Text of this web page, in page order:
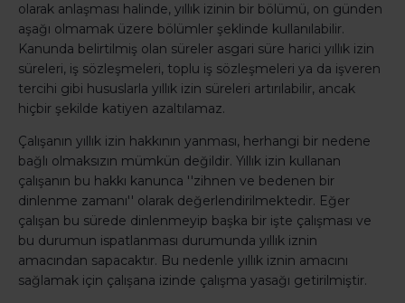
olarak anlaşması halinde, yıllık izinin bir bölümü, on günden
aşağı olmamak üzere bölümler şeklinde kullanılabilir.
Kanunda belirtilmiş olan süreler asgari süre harici yıllık izin
süreleri, iş sözleşmeleri, toplu iş sözleşmeleri ya da işveren
tercihi gibi hususlarla yıllık izin süreleri artırılabilir, ancak
hiçbir şekilde katiyen azaltılamaz.
Çalışanın yıllık izin hakkının yanması, herhangi bir nedene
bağlı olmaksızın mümkün değildir. Yıllık izin kullanan
çalışanın bu hakkı kanunca ''zihnen ve bedenen bir
dinlenme zamanı'' olarak değerlendirilmektedir. Eğer
çalışan bu sürede dinlenmeyip başka bir işte çalışması ve
bu durumun ispatlanması durumunda yıllık iznin
amacından sapacaktır. Bu nedenle yıllık iznin amacını
sağlamak için çalışana izinde çalışma yasağı getirilmiştir.